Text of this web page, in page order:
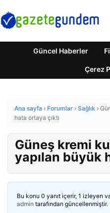
Güncel Haberler
Çerez
Ana sayfa › Forumlar › Sağlık ›
hata ortaya çıktı
Güneş kremi
yapılan büyük
Bu konu 0 yanıt içerir, 1 izleyen
admin tarafından güncellenmiştir.